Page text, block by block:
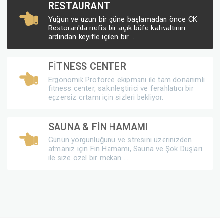
RESTAURANT
Yuğun ve uzun bir güne başlamadan önce CK
Restoran'da nefis bir açık büfe kahvaltının
ardından keyifle içilen bir ...
FİTNESS CENTER
Ergonomik Proforce ekipmanı ile tam donanımlı
fitness center, sakinleştirici ve ferahlatıcı bir
egzersiz ortamı için sizleri bekliyor.
SAUNA & FİN HAMAMI
Günün yorgunluğunu ve stresini üzerinizden
atmanız için Fin Hamamı, Sauna ve Şok Duşları
ile size özel bir mekan ...